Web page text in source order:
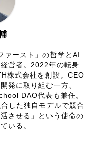
ァースト」の哲学とAI
営者。2022年の転身
株式会社を創設。CEO
発に取り組む一方、
DAO代表も兼任。
した独自モデルで競合
させる」という使命の
いる。